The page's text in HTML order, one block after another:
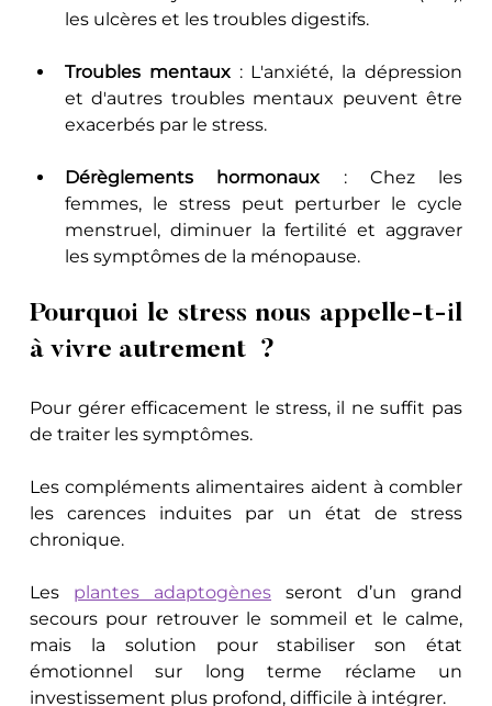
les ulcères et les troubles digestifs.
Troubles mentaux : L'anxiété, la dépression
et d'autres troubles mentaux peuvent être
exacerbés par le stress.
Dérèglements hormonaux : Chez les
femmes, le stress peut perturber le cycle
menstruel, diminuer la fertilité et aggraver
les symptômes de la ménopause.
Pourquoi le stress nous appelle-t-il
à vivre autrement  ?
Pour gérer efficacement le stress, il ne suffit pas
de traiter les symptômes.
Les compléments alimentaires aident à combler
les carences induites par un état de stress
chronique.
Les plantes adaptogènes seront d’un grand
secours pour retrouver le sommeil et le calme,
mais la solution pour stabiliser son état
émotionnel sur long terme réclame un
investissement plus profond, difficile à intégrer.